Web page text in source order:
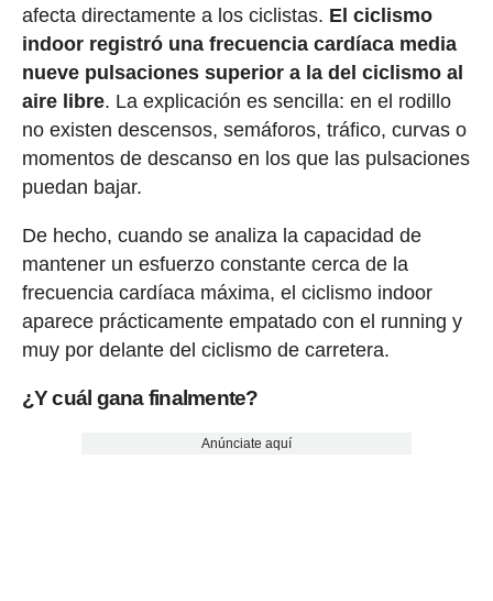
afecta directamente a los ciclistas. El ciclismo
indoor registró una frecuencia cardíaca media
nueve pulsaciones superior a la del ciclismo al
aire libre. La explicación es sencilla: en el rodillo
no existen descensos, semáforos, tráfico, curvas o
momentos de descanso en los que las pulsaciones
puedan bajar.
De hecho, cuando se analiza la capacidad de
mantener un esfuerzo constante cerca de la
frecuencia cardíaca máxima, el ciclismo indoor
aparece prácticamente empatado con el running y
muy por delante del ciclismo de carretera.
¿Y cuál gana finalmente?
Anúnciate aquí